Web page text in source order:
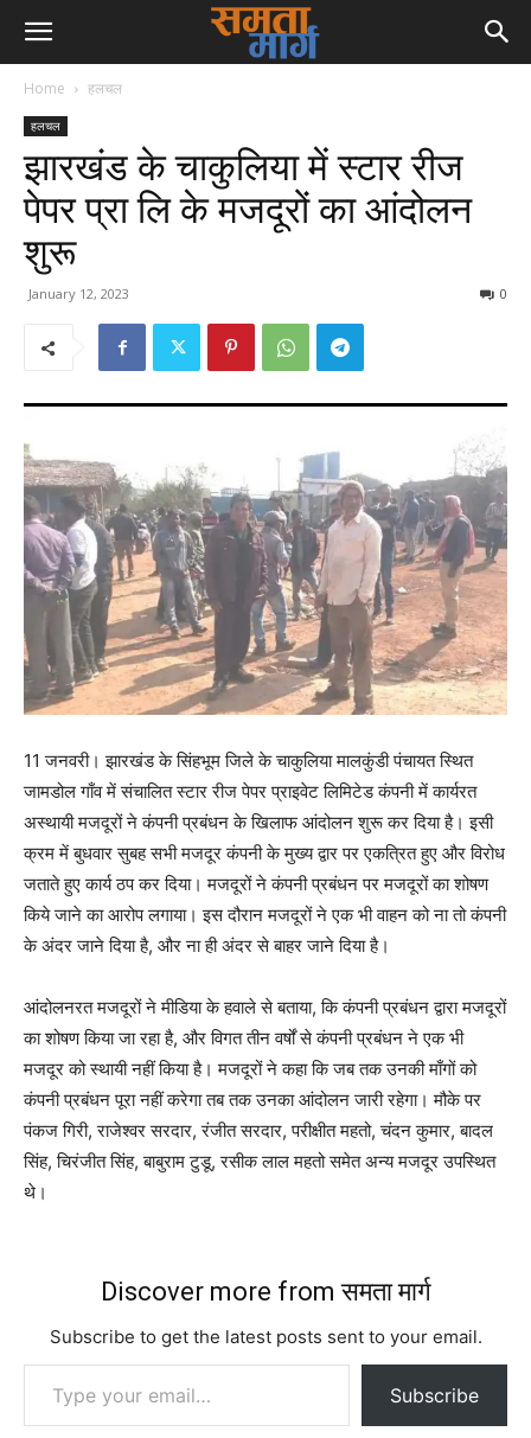
Home हलचल
हलचल
झारखंड के चाकुलिया में स्टार रीज
पेपर प्रा लि के मजदूरों का आंदोलन
शुरू
January 12, 2023 0
11 जनवरी। झारखंड के सिंहभूम जिले के चाकुलिया मालकुंडी पंचायत स्थित
जामडोल गाँव में संचालित स्टार रीज पेपर प्राइवेट लिमिटेड कंपनी में कार्यरत
अस्थायी मजदूरों ने कंपनी प्रबंधन के खिलाफ आंदोलन शुरू कर दिया है। इसी
क्रम में बुधवार सुबह सभी मजदूर कंपनी के मुख्य द्वार पर एकत्रित हुए और विरोध
जताते हुए कार्य ठप कर दिया। मजदूरों ने कंपनी प्रबंधन पर मजदूरों का शोषण
किये जाने का आरोप लगाया। इस दौरान मजदूरों ने एक भी वाहन को ना तो कंपनी
के अंदर जाने दिया है, और ना ही अंदर से बाहर जाने दिया है।
आंदोलनरत मजदूरों ने मीडिया के हवाले से बताया, कि कंपनी प्रबंधन द्वारा मजदूरों
का शोषण किया जा रहा है, और विगत तीन वर्षों से कंपनी प्रबंधन ने एक भी
मजदूर को स्थायी नहीं किया है। मजदूरों ने कहा कि जब तक उनकी माँगों को
कंपनी प्रबंधन पूरा नहीं करेगा तब तक उनका आंदोलन जारी रहेगा। मौके पर
पंकज गिरी, राजेश्वर सरदार, रंजीत सरदार, परीक्षीत महतो, चंदन कुमार, बादल
सिंह, चिरंजीत सिंह, बाबुराम टुडू, रसीक लाल महतो समेत अन्य मजदूर उपस्थित
थे।
Discover more from समता मार्ग
Subscribe to get the latest posts sent to your email.
Type your email…
Subscribe